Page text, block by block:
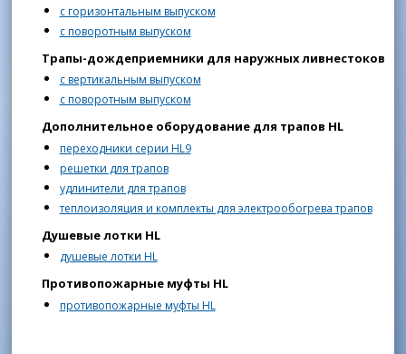
с горизонтальным выпуском
с поворотным выпуском
Трапы-дождеприемники для наружных ливнестоков
с вертикальным выпуском
с поворотным выпуском
Дополнительное оборудование для трапов HL
переходники серии HL9
решетки для трапов
удлинители для трапов
теплоизоляция и комплекты для электрообогрева трапов
Душевые лотки HL
душевые лотки HL
Противопожарные муфты HL
противопожарные муфты HL